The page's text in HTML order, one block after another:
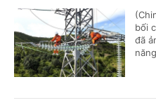
bối
đã